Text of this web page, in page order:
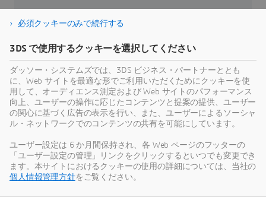
る役割を担う企業です。1981年の設立以来、同
社はバーチャル世界を開拓し、消費者、患者、
向へと導いてきました。ダッソー・システムズ
の3DEXPERIENCEプラットフォームでは、AIを搭
載した科学的根拠に基づくバーチャルツインに
より、あらゆる規模・業界の39万のお客様が協
力し、製品やサービスを創出、製造することで
持続可能な革新を生み出し、社会に対して意義
のある影響をもたらすことができます。より詳
細な情報はホームページ、
https://www.3ds.com/（英語）をご参照くださ
必須クッキーのみで続行する
3DS で使用するクッキーを選択してください
ダッソー・システムズでは、3DS ビジネス・パートナーととも
に、Web サイトを最適な形でご利用いただくためにクッキーを使
用して、オーディエンス測定および Web サイトのパフォーマンス
向上、ユーザーの操作に応じたコンテンツと提案の提供、ユーザー
の関心に基づく広告の表示を行い、また、ユーザーによるソーシャ
ル・ネットワークでのコンテンツの共有を可能にしています。
ユーザー設定は 6 か月間保持され、各 Web ページのフッターの
「ユーザー設定の管理」リンクをクリックするといつでも変更でき
ます。本サイトにおけるクッキーの使用の詳細については、当社の
個人情報管理方針をご覧ください。